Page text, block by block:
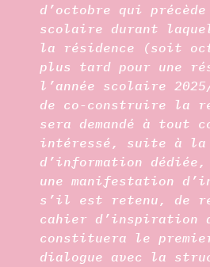
d’octobre qui précède
scolaire durant
la résidence (soit
plus tard pour une
l’année scolaire
de co-construire la
sera demandé à tout
intéressé, suite à la
d’information
une manifestation
s’il est retenu, de
cahier d’inspiration
constituera le
dialogue avec la